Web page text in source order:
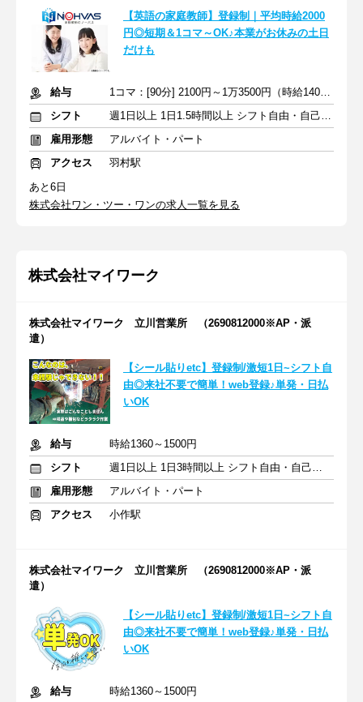
【英語の家庭教師】登録制｜平均時給2000
円◎短期＆1コマ～OK♪本業がお休みの土日
だけも
給与
1コマ：[90分] 2100円～1万3500円（時給1400円～9000円）+交通費
シフト
週1日以上 1日1.5時間以上 シフト自由・自己申告
雇用形態
アルバイト・パート
アクセス
羽村駅
あと6日
株式会社ワン・ツー・ワンの求人一覧を見る
株式会社マイワーク
株式会社マイワーク 立川営業所 （2690812000※AP・派
遣）
【シール貼りetc】登録制/激短1日~シフト自
由◎来社不要で簡単！web登録♪単発・日払
いOK
給与
時給1360～1500円
シフト
週1日以上 1日3時間以上 シフト自由・自己申告
雇用形態
アルバイト・パート
アクセス
小作駅
株式会社マイワーク 立川営業所 （2690812000※AP・派
遣）
【シール貼りetc】登録制/激短1日~シフト自
由◎来社不要で簡単！web登録♪単発・日払
いOK
給与
時給1360～1500円